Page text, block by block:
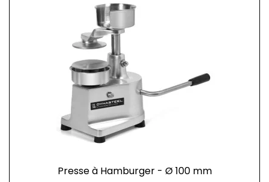
Presse à Hamburger - Ø 100 mm